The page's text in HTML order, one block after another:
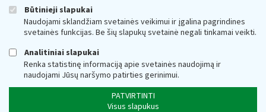
Būtinieji slapukai
Naudojami sklandžiam svetainės veikimui ir įgalina pagrindines
svetainės funkcijas. Be šių slapukų svetainė negali tinkamai veikti.
Analitiniai slapukai
Renka statistinę informaciją apie svetainės naudojimą ir
naudojami Jūsų naršymo patirties gerinimui.
PATVIRTINTI
Visus slapukus